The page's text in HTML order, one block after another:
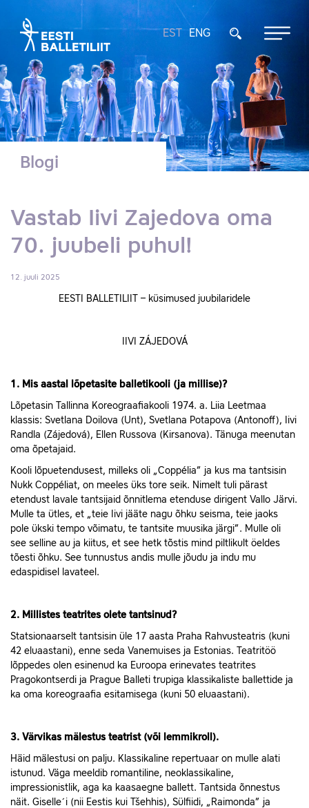
EST ENG
Blogi
Vastab Iivi Zajedova oma
70. juubeli puhul!
12. juuli 2025
EESTI BALLETILIIT – küsimused juubilaridele
IIVI ZÁJEDOVÁ
1. Mis aastal lõpetasite balletikooli (ja millise)?
Lõpetasin Tallinna Koreograafiakooli 1974. a. Liia Leetmaa
klassis: Svetlana Doilova (Unt), Svetlana Potapova (Antonoff), Iivi
Randla (Zájedová), Ellen Russova (Kirsanova). Tänuga meenutan
oma õpetajaid.
Kooli lõpuetendusest, milleks oli „Coppélia” ja kus ma tantsisin
Nukk Coppéliat, on meeles üks tore seik. Nimelt tuli pärast
etendust lavale tantsijaid õnnitlema etenduse dirigent Vallo Järvi.
Mulle ta ütles, et „teie Iivi jääte nagu õhku seisma, teie jaoks
pole ükski tempo võimatu, te tantsite muusika järgi”. Mulle oli
see selline au ja kiitus, et see hetk tõstis mind piltlikult öeldes
tõesti õhku. See tunnustus andis mulle jõudu ja indu mu
edaspidisel lavateel.
2. Millistes teatrites olete tantsinud?
Statsionaarselt tantsisin üle 17 aasta Praha Rahvusteatris (kuni
42 eluaastani), enne seda Vanemuises ja Estonias. Teatritöö
lõppedes olen esinenud ka Euroopa erinevates teatrites
Pragokontserdi ja Prague Balleti trupiga klassikaliste ballettide ja
ka oma koreograafia esitamisega (kuni 50 eluaastani).
3. Värvikas mälestus teatrist (või lemmikroll).
Häid mälestusi on palju. Klassikaline repertuaar on mulle alati
istunud. Väga meeldib romantiline, neoklassikaline,
impressionistlik, aga ka kaasaegne ballett. Tantsida õnnestus
näit. Giselle´i (nii Eestis kui Tšehhis), Sülfiidi, „Raimonda” ja